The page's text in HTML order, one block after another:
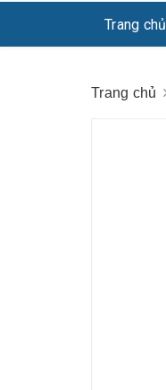
Trang chủ
Trang chủ